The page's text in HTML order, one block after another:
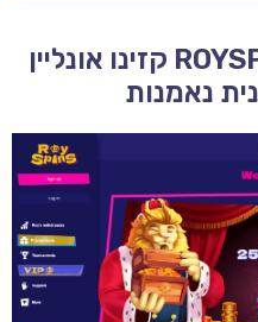
ROYSPINS CASINO – 2026 קזינו אונליין
נאמנות